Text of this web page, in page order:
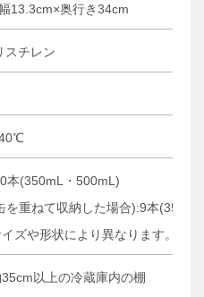
13.3cm×奥行き34cm
スチレン
本(350mL・500mL)
を重ねて収納した場合):9本
ズや形状により異なります。
以上の冷蔵庫内の棚